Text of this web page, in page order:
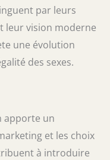
par leurs
leur vision moderne
une évolution
des sexes.
apporte un
et les choix
à introduire